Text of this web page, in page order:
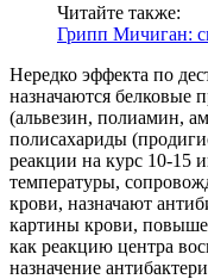
Читайте также:
Грипп Мичиган:
Нередко эффекта по
назначаются белковые
(альвезин, полиамин,
полисахариды
реакции на курс 10-
температуры,
крови, назначают
картины крови,
как реакцию центра
назначение